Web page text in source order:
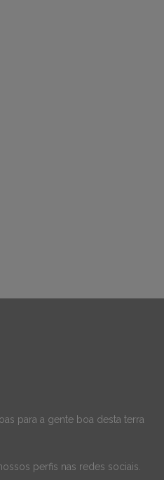
para a gente boa desta terra
perfis nas redes sociais.